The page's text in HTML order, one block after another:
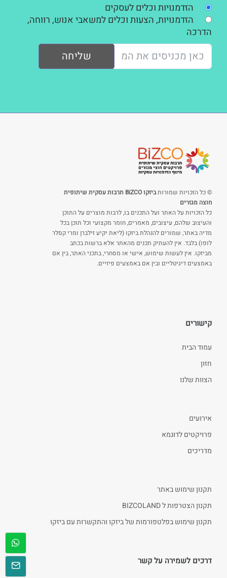
הזדמנויות וכלים לעסקים
הזדמנויות, הצעות וכלים למשאבי אנוש, רווחה,
הדרכה
שליחה
© כל הזכויות שמורות
ביזקו BiZCO תרבות עסקית שיתופית
חוצה מגזרים
כל הזכויות על האתר ועל התכנים בו, לרבות מוצרים על התוכן
והעיצוב שלהם, עיצובים, מאמרים, חומר מקצועי וכל תוכן בכל
מדיה באתר, שמורים להנהלת ביזקו (ליאת יקיע זילברן ומרי קסלר
לופו) בלבד. אין להעתיק תכנים מהאתר אלא ברשות בכתב
מביזקו. אין לעשות שימוש, אישי או מסחרי, בתכני האתר, בין אם
באמצעים דיגיטליים ובין אם באמצעים פיזיים.
קישורים
עמוד הבית
חזון
הצוות שלנו
אירועים
פרויקטים לדוגמא
מדריכים
תקנון שימוש באתר
תקנון הצטרפות ל BIZCOLAND
תקנון שימוש בפלטפורמות של ביזקו והתקשרות עם ביזקו
דרכים לשמירה על קשר